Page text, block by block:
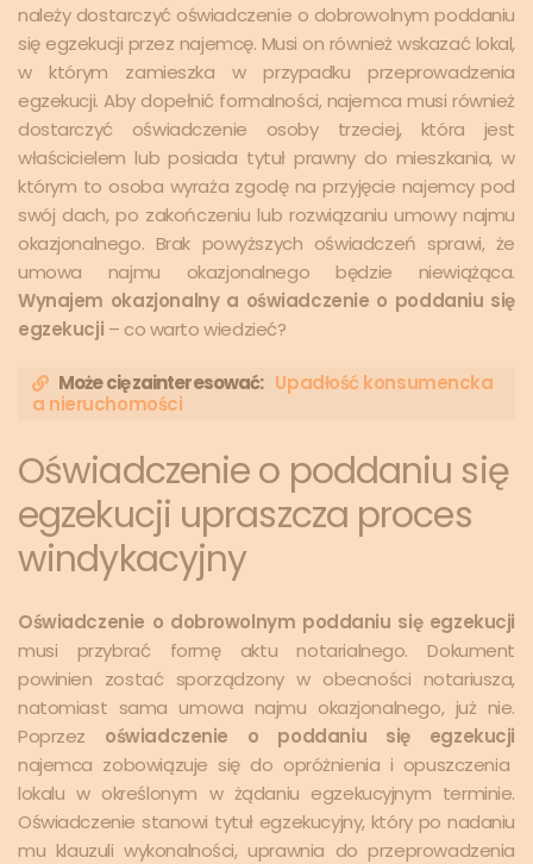
należy dostarczyć oświadczenie o dobrowolnym poddaniu
się egzekucji przez najemcę. Musi on również wskazać lokal,
w którym zamieszka w przypadku przeprowadzenia
egzekucji. Aby dopełnić formalności, najemca musi również
dostarczyć oświadczenie osoby trzeciej, która jest
właścicielem lub posiada tytuł prawny do mieszkania, w
którym to osoba wyraża zgodę na przyjęcie najemcy pod
swój dach, po zakończeniu lub rozwiązaniu umowy najmu
okazjonalnego. Brak powyższych oświadczeń sprawi, że
umowa najmu okazjonalnego będzie niewiążąca.
Wynajem okazjonalny a oświadczenie o poddaniu się
egzekucji – co warto wiedzieć?
Może cię zainteresować: Upadłość konsumencka
a nieruchomości
Oświadczenie o poddaniu się
egzekucji upraszcza proces
windykacyjny
Oświadczenie o dobrowolnym poddaniu się egzekucji
musi przybrać formę aktu notarialnego. Dokument
powinien zostać sporządzony w obecności notariusza,
natomiast sama umowa najmu okazjonalnego, już nie.
Poprzez oświadczenie o poddaniu się egzekucji
najemca zobowiązuje się do opróżnienia i opuszczenia
lokalu w określonym w żądaniu egzekucyjnym terminie.
Oświadczenie stanowi tytuł egzekucyjny, który po nadaniu
mu klauzuli wykonalności, uprawnia do przeprowadzenia